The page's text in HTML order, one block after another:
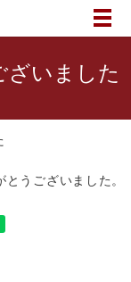
ざいました
うございました。